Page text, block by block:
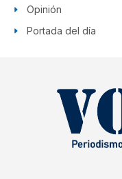
Opinión
Portada del día